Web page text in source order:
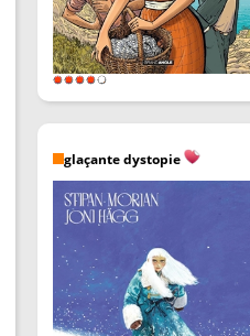
glaçante dystopie